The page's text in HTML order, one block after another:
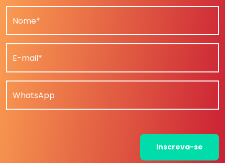
Nome*
E-mail*
WhatsApp
Inscreva-se